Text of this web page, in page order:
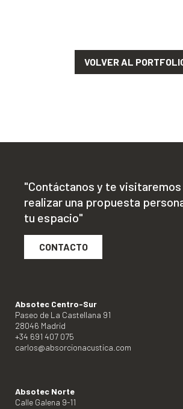
VOLVER AL
"Contáctanos y te visitaremos
realizar una propuesta
tu espacio"
CONTACTO
Absotec Centro-Sur
Paseo de La Castellana 91
28046 Madrid
+34 691 407 075
carlos@absorcionacustica.com
Absotec Norte
Calle Galena 9-11